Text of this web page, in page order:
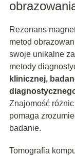
Rezonans
metod
swoje unikalne
metody
klinicznej,
Znajomość
pomaga
badanie.
Tomografia